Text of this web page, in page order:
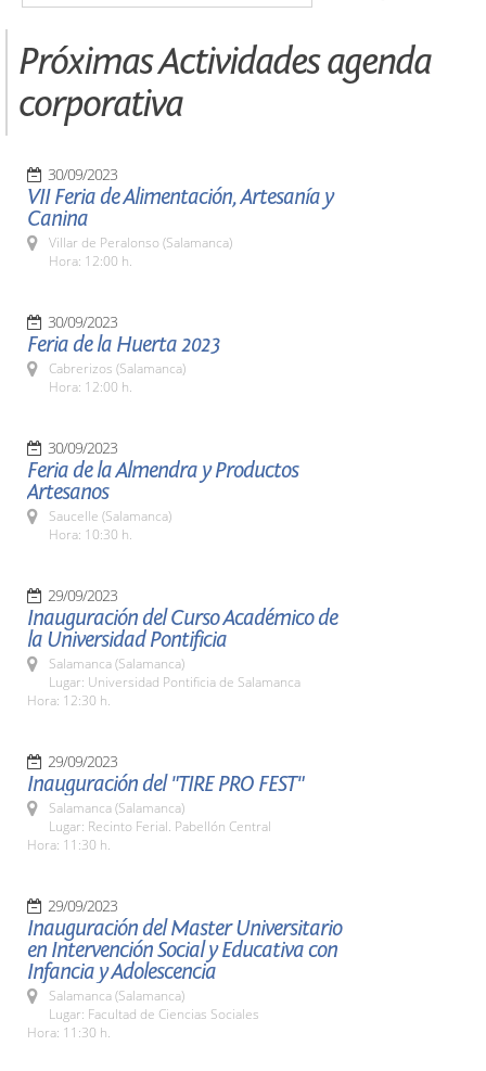
Próximas Actividades agenda
corporativa
30/09/2023
VII Feria de Alimentación, Artesanía y
Canina
Villar de Peralonso (Salamanca)
Hora: 12:00 h.
30/09/2023
Feria de la Huerta 2023
Cabrerizos (Salamanca)
Hora: 12:00 h.
30/09/2023
Feria de la Almendra y Productos
Artesanos
Saucelle (Salamanca)
Hora: 10:30 h.
29/09/2023
Inauguración del Curso Académico de
la Universidad Pontificia
Salamanca (Salamanca)
Lugar: Universidad Pontificia de Salamanca
Hora: 12:30 h.
29/09/2023
Inauguración del "TIRE PRO FEST"
Salamanca (Salamanca)
Lugar: Recinto Ferial. Pabellón Central
Hora: 11:30 h.
29/09/2023
Inauguración del Master Universitario
en Intervención Social y Educativa con
Infancia y Adolescencia
Salamanca (Salamanca)
Lugar: Facultad de Ciencias Sociales
Hora: 11:30 h.